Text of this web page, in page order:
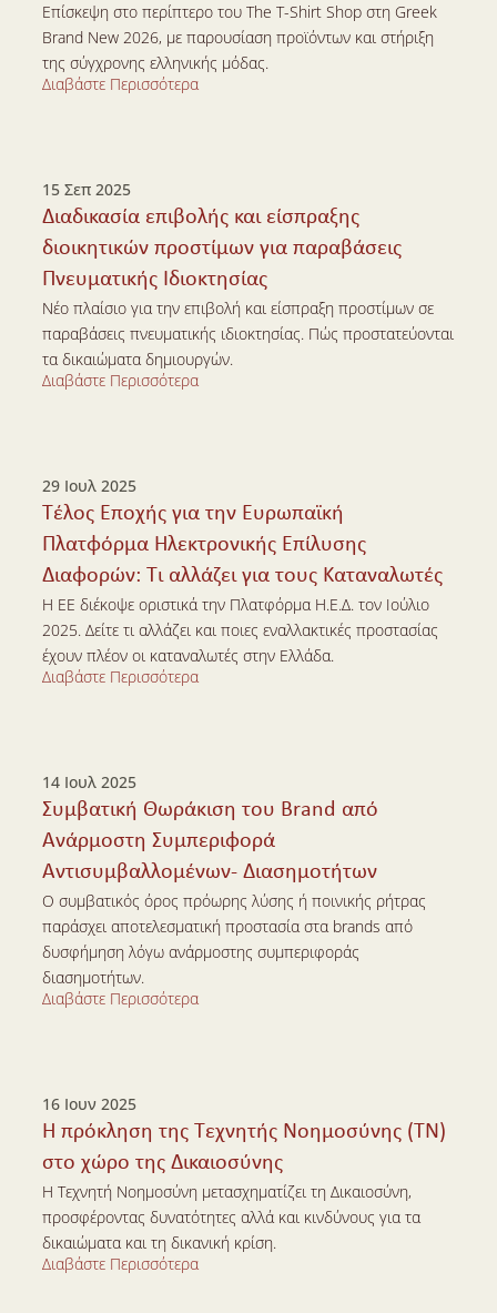
Επίσκεψη στο περίπτερο του The T-Shirt Shop στη Greek
Brand New 2026, με παρουσίαση προϊόντων και στήριξη
της σύγχρονης ελληνικής μόδας.
Διαβάστε Περισσότερα
15 Σεπ 2025
Διαδικασία επιβολής και είσπραξης
διοικητικών προστίμων για παραβάσεις
Πνευματικής Ιδιοκτησίας
Νέο πλαίσιο για την επιβολή και είσπραξη προστίμων σε
παραβάσεις πνευματικής ιδιοκτησίας. Πώς προστατεύονται
τα δικαιώματα δημιουργών.
Διαβάστε Περισσότερα
29 Ιουλ 2025
Τέλος Εποχής για την Ευρωπαϊκή
Πλατφόρμα Ηλεκτρονικής Επίλυσης
Διαφορών: Τι αλλάζει για τους Καταναλωτές
Η ΕΕ διέκοψε οριστικά την Πλατφόρμα Η.Ε.Δ. τον Ιούλιο
2025. Δείτε τι αλλάζει και ποιες εναλλακτικές προστασίας
έχουν πλέον οι καταναλωτές στην Ελλάδα.
Διαβάστε Περισσότερα
14 Ιουλ 2025
Συμβατική Θωράκιση του Brand από
Ανάρμοστη Συμπεριφορά
Αντισυμβαλλομένων- Διασημοτήτων
Ο συμβατικός όρος πρόωρης λύσης ή ποινικής ρήτρας
παράσχει αποτελεσματική προστασία στα brands από
δυσφήμηση λόγω ανάρμοστης συμπεριφοράς
διασημοτήτων.
Διαβάστε Περισσότερα
16 Ιουν 2025
Η πρόκληση της Τεχνητής Νοημοσύνης (ΤΝ)
στο χώρο της Δικαιοσύνης
Η Τεχνητή Νοημοσύνη μετασχηματίζει τη Δικαιοσύνη,
προσφέροντας δυνατότητες αλλά και κινδύνους για τα
δικαιώματα και τη δικανική κρίση.
Διαβάστε Περισσότερα